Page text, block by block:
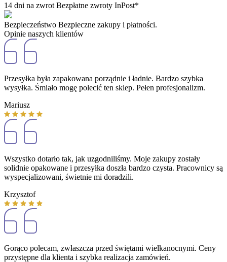
14 dni na zwrot Bezpłatne zwroty InPost*
Bezpieczeństwo Bezpieczne zakupy i płatności.
Opinie naszych klientów
Przesyłka była zapakowana porządnie i ładnie. Bardzo szybka
wysyłka. Śmiało mogę polecić ten sklep. Pełen profesjonalizm.
Mariusz
Wszystko dotarło tak, jak uzgodniliśmy. Moje zakupy zostały
solidnie opakowane i przesyłka doszła bardzo czysta. Pracownicy są
wyspecjalizowani, świetnie mi doradzili.
Krzysztof
Gorąco polecam, zwłaszcza przed świętami wielkanocnymi. Ceny
przystępne dla klienta i szybka realizacja zamówień.